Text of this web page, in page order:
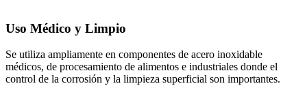
Uso Médico y Limpio
Se utiliza ampliamente en componentes de acero inoxidable
médicos, de procesamiento de alimentos e industriales donde el
control de la corrosión y la limpieza superficial son importantes.